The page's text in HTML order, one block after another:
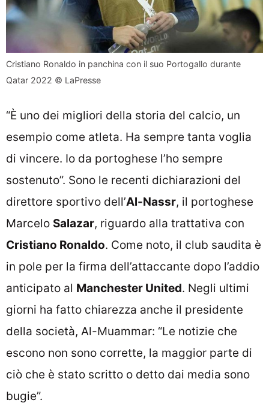
Cristiano Ronaldo in panchina con il suo Portogallo durante
Qatar 2022 © LaPresse
“È uno dei migliori della storia del calcio, un
esempio come atleta. Ha sempre tanta voglia
di vincere. Io da portoghese l’ho sempre
sostenuto”. Sono le recenti dichiarazioni del
direttore sportivo dell’Al-Nassr, il portoghese
Marcelo Salazar, riguardo alla trattativa con
Cristiano Ronaldo. Come noto, il club saudita è
in pole per la firma dell’attaccante dopo l’addio
anticipato al Manchester United. Negli ultimi
giorni ha fatto chiarezza anche il presidente
della società, Al-Muammar: “Le notizie che
escono non sono corrette, la maggior parte di
ciò che è stato scritto o detto dai media sono
bugie”.